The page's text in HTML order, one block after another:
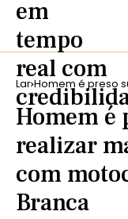
Lar Homem é preso
com motocicleta
Homem é
realizar
com
Branca